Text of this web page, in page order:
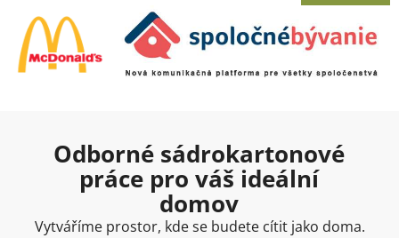
Odborné sádrokartonové
práce pro váš ideální
domov
Vytváříme prostor, kde se budete cítit jako doma.